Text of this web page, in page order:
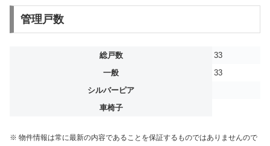
管理戸数
総戸数
33
一般
33
シルバーピア
車椅子
※ 物件情報は常に最新の内容であることを保証するものではありませんので